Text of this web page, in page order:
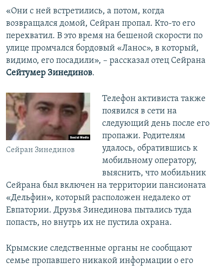
«Они с ней встретились, а потом, когда
возвращался домой, Сейран пропал. Кто-то его
перехватил. В это время на бешеной скорости по
улице промчался бордовый «Ланос», в который,
видимо, его посадили», – рассказал отец Сейрана
Сейтумер Зинединов.
Сейран Зинединов
Телефон активиста также
появился в сети на
следующий день после его
пропажи. Родителям
удалось, обратившись к
мобильному оператору,
выяснить, что мобильник
Сейрана был включен на территории пансионата
«Дельфин», который расположен недалеко от
Евпатории. Друзья Зинединова пытались туда
попасть, но внутрь их не пустила охрана.
Крымские следственные органы не сообщают
семье пропавшего никакой информации о его